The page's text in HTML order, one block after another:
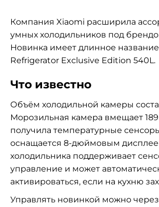
Компания Xiaomi расширила
умных холодильников под
Новинка имеет длинное
Refrigerator Exclusive Edition 540L.
Что известно
Объём холодильной камеры
Морозильная камера вмещает
получила температурные
оснащается 8-дюймовым
холодильника поддерживает
управление и может
активироваться, если на кухню
Управлять новинкой можно